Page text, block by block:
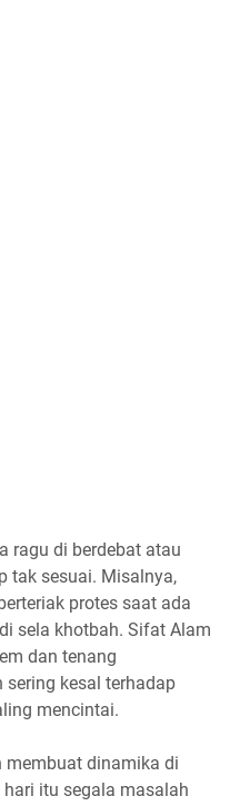
ragu di berdebat atau
tak sesuai. Misalnya,
protes saat ada
sela khotbah. Sifat Alam
dan tenang
kesal terhadap
mencintai.
membuat dinamika di
itu segala masalah